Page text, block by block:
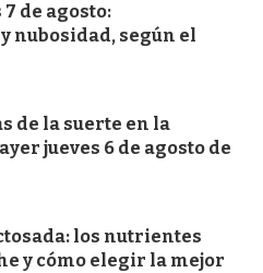
de agosto:
nubosidad, según el
de la suerte en la
jueves 6 de agosto de
los nutrientes
y cómo elegir la mejor